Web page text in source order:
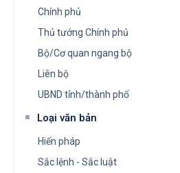
Chính phủ
Thủ tướng Chính phủ
Bộ/Cơ quan ngang bộ
Liên bộ
UBND tỉnh/thành phố
Loại văn bản
Hiến pháp
Sắc lệnh - Sắc luật